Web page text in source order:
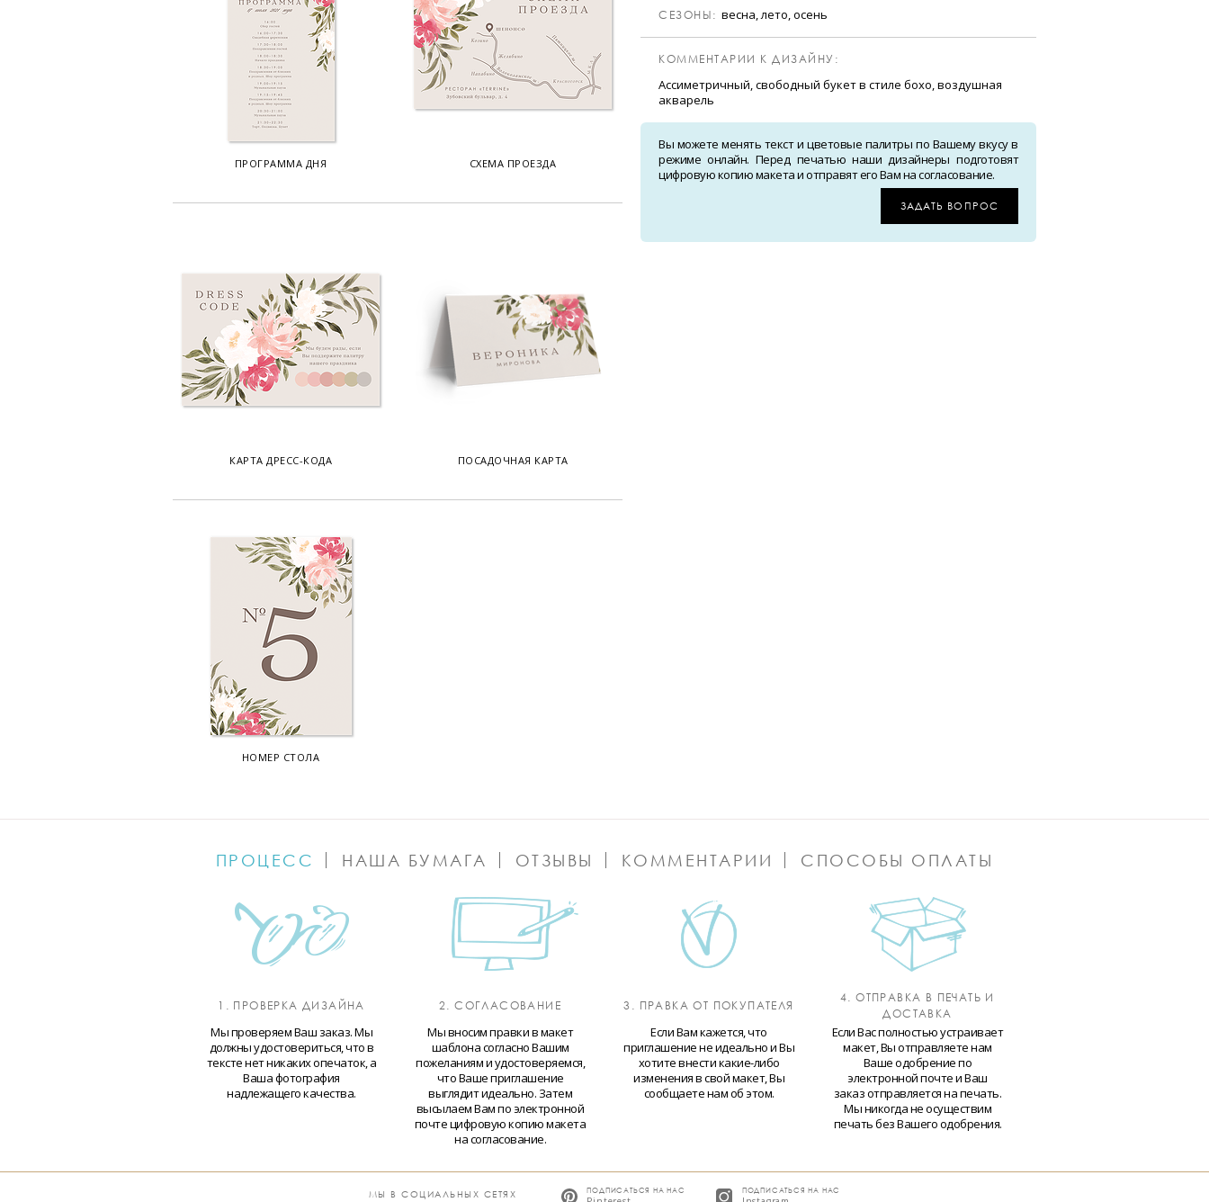
ПРОГРАММА ДНЯ СХЕМА ПРОЕЗДА
КАРТА ДРЕСС-КОДА ПОСАДОЧНАЯ КАРТА
НОМЕР СТОЛА
CЕЗОНЫ: весна, лето, осень
КОММЕНТАРИИ К ДИЗАЙНУ:
Ассиметричный, свободный букет в стиле бохо, воздушная
акварель
Вы можете менять текст и цветовые палитры по Вашему вкусу в
режиме онлайн. Перед печатью наши дизайнеры подготовят
цифровую копию макета и отправят его Вам на согласование.
ЗАДАТЬ ВОПРОС
ПРОЦЕСС НАША БУМАГА ОТЗЫВЫ КОММЕНТАРИИ СПОСОБЫ ОПЛАТЫ
1. ПРОВЕРКА ДИЗАЙНА
Мы проверяем Ваш заказ. Мы
должны удостовериться, что в
тексте нет никаких опечаток, а
Ваша фотография
надлежащего качества.
2. СОГЛАСОВАНИЕ
Мы вносим правки в макет
шаблона согласно Вашим
пожеланиям и удостоверяемся,
что Ваше приглашение
выглядит идеально. Затем
высылаем Вам по электронной
почте цифровую копию макета
на согласование.
3. ПРАВКА ОТ ПОКУПАТЕЛЯ
Если Вам кажется, что
приглашение не идеально и Вы
хотите внести какие-либо
изменения в свой макет, Вы
сообщаете нам об этом.
4. ОТПРАВКА В ПЕЧАТЬ И
ДОСТАВКА
Если Вас полностью устраивает
макет, Вы отправляете нам
Ваше одобрение по
электронной почте и Ваш
заказ отправляется на печать.
Мы никогда не осуществим
печать без Вашего одобрения.
МЫ В СОЦИАЛЬНЫХ СЕТЯХ ПОДПИСАТЬСЯ НА НАС ПОДПИСАТЬСЯ НА НАС